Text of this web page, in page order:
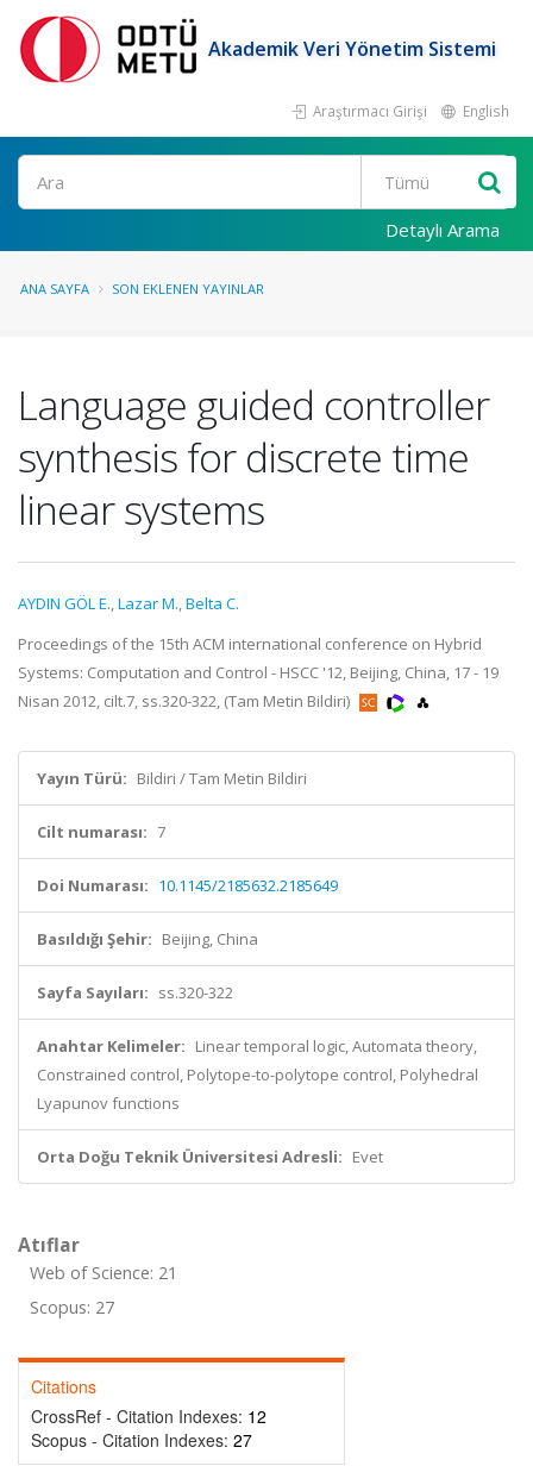
Akademik Veri Yönetim Sistemi
Araştırmacı Girişi English
Ara
Detaylı Arama
ANA SAYFA SON EKLENEN YAYINLAR
Language guided controller
synthesis for discrete time
linear systems
AYDIN GÖL E.,Lazar M.,Belta C.
Proceedings of the 15th ACM international conference on Hybrid
Systems: Computation and Control - HSCC '12, Beijing, China, 17 - 19
Nisan 2012, cilt.7, ss.320-322, (Tam Metin Bildiri)
Yayın Türü: Bildiri / Tam Metin Bildiri
Cilt numarası: 7
Doi Numarası: 10.1145/2185632.2185649
Basıldığı Şehir: Beijing, China
Sayfa Sayıları: ss.320-322
Anahtar Kelimeler: Linear temporal logic, Automata theory,
Constrained control, Polytope-to-polytope control, Polyhedral
Lyapunov functions
Orta Doğu Teknik Üniversitesi Adresli: Evet
Atıflar
Web of Science: 21
Scopus: 27
Citations
CrossRef - Citation Indexes: 12
Scopus - Citation Indexes: 27